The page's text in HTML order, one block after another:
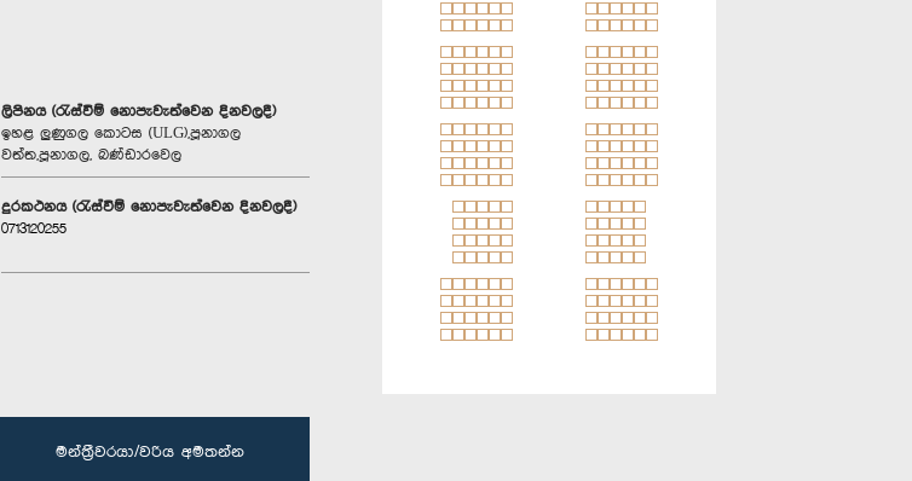
ලිපිනය (රැස්වීම් නොපැවැත්වෙන දිනවලදී)
ඉහළ ලුණුගල කොටස (ULG),පූනාගල
වත්ත,පූනාගල, බණ්ඩාරවෙල
දුරකථනය (රැස්වීම් නොපැවැත්වෙන දිනවලදී)
0713120255
මන්ත්‍රීවරයා/වරිය අමතන්න